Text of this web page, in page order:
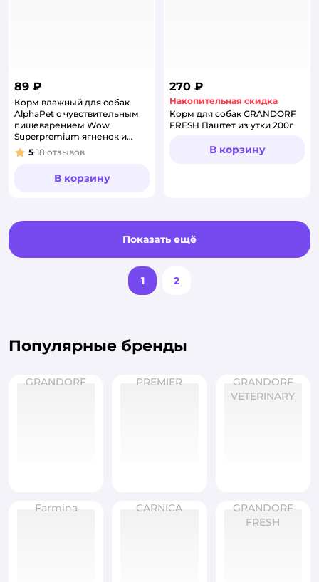
89 ₽
Корм влажный для собак
AlphaPet с чувствительным
пищеварением Wow
Superpremium ягненок и
тушеная морковь 100г
Рейтинг:
5 18 отзывов
В корзину
270 ₽
Накопительная скидка
Корм для собак GRANDORF
FRESH Паштет из утки 200г
В корзину
Показать ещё
1 2
Популярные бренды
GRANDORF PREMIER
GRANDORF
VETERINARY
Farmina CARNICA
GRANDORF
FRESH